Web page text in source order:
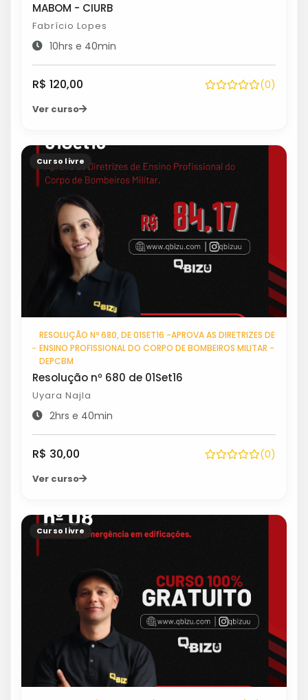
MABOM - CIURB
Fabrício Lopes
10hrs e 40min
R$ 120,00 (0)
Ver curso
Curso livre
RESOLUÇÃO Nº 680, DE 01SET16 -APROVA AS DIRETRIZES DE
ENSINO PROFISSIONAL DO CORPO DE BOMBEIROS MILITAR -
DEPCBM
Resolução nº 680 de 01Set16
Uyara Najla
2hrs e 40min
R$ 30,00 (0)
Ver curso
Curso livre